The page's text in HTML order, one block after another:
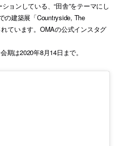
ョンしている、“田舎”をテーマにし
の建築展「Countryside, The
ています。OMAの公式インスタグ
期は2020年8月14日まで。